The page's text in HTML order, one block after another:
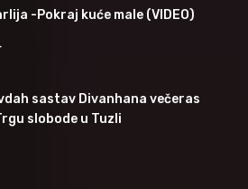
-Pokraj kuće male (VIDEO)
sastav Divanhana večeras
slobode u Tuzli